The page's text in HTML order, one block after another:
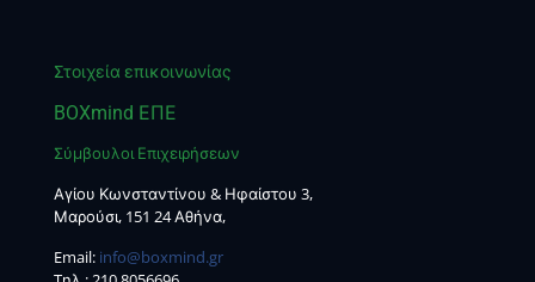
Στοιχεία επικοινωνίας
BOXmind ΕΠΕ
Σύμβουλοι Επιχειρήσεων
Αγίου Κωνσταντίνου & Ηφαίστου 3,
Μαρούσι, 151 24 Αθήνα,
Email: info@boxmind.gr